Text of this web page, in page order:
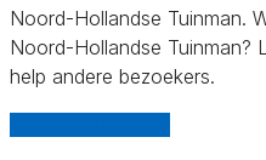
Noord-Hollandse Tuinman.
Noord-Hollandse Tuinman?
help andere bezoekers.